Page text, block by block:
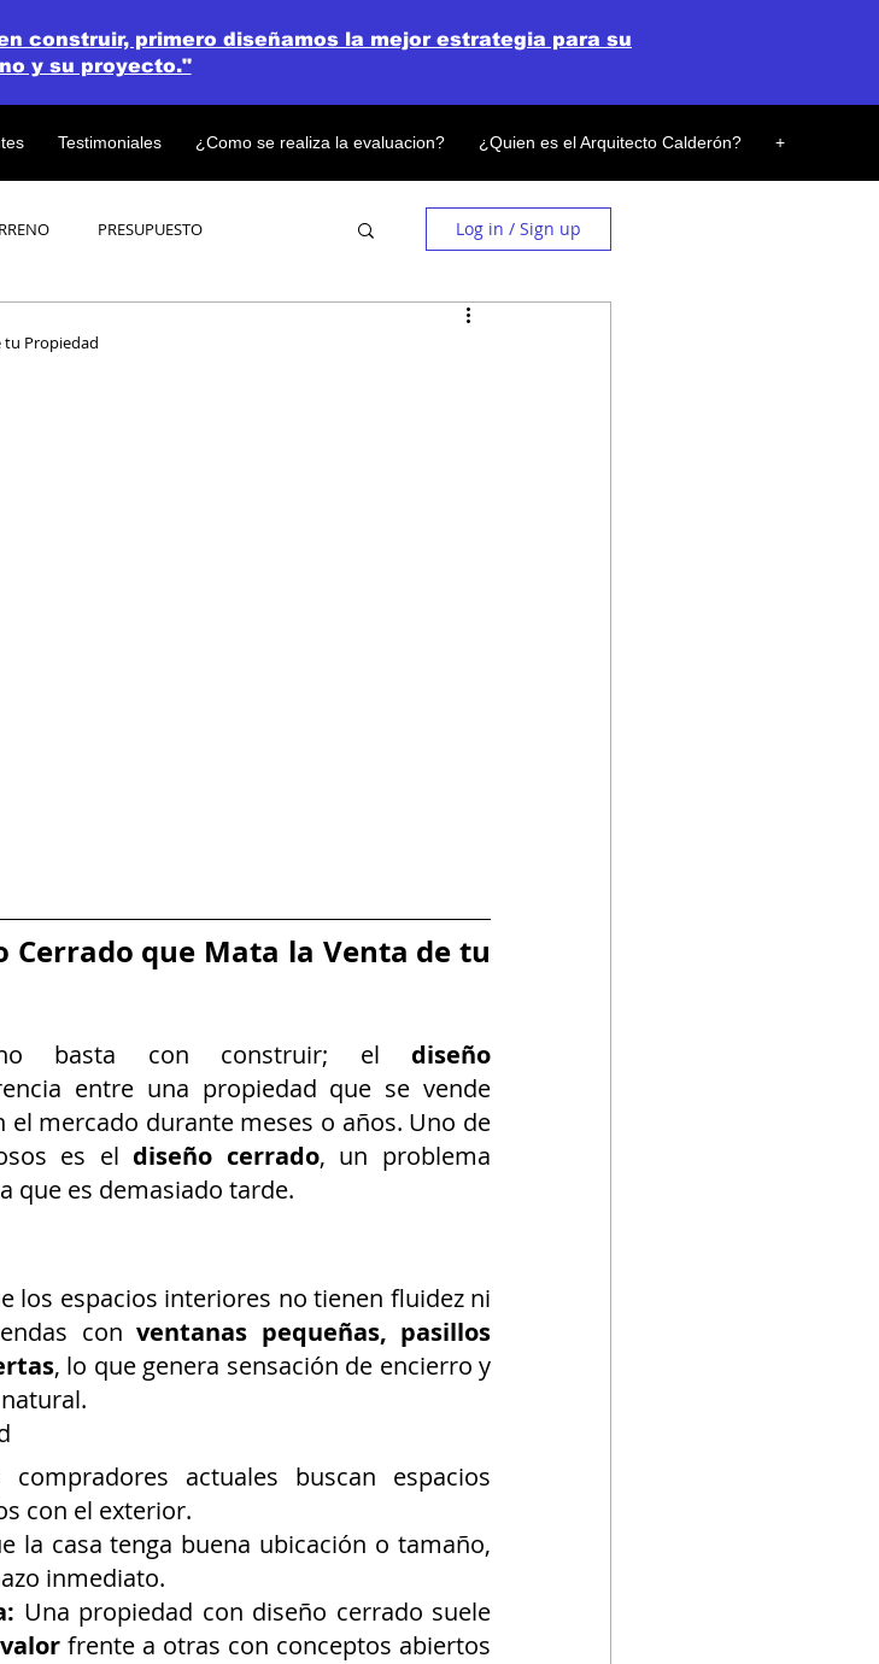
Testimoniales ¿Como se realiza la evaluacion? ¿Quien es el Arquitecto Calderón? +
construir, primero diseñamos la mejor estrategia para su
y su proyecto."
PRESUPUESTO Log in / Sign up
tu Propiedad
Cerrado que Mata la Venta de tu
basta con construir; el diseño
entre una propiedad que se vende
mercado durante meses o años. Uno de
es el diseño cerrado, un problema
que es demasiado tarde.
los espacios interiores no tienen fluidez ni
con ventanas pequeñas, pasillos
, lo que genera sensación de encierro y
compradores actuales buscan espacios
con el exterior.
la casa tenga buena ubicación o tamaño,
inmediato.
Una propiedad con diseño cerrado suele
frente a otras con conceptos abiertos